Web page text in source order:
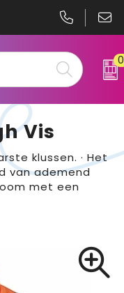
0
Vis
klussen. · Het
van ademend
met een